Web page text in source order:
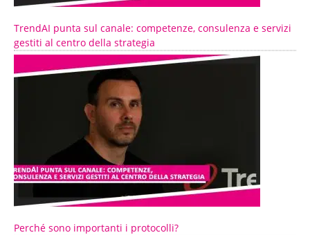
TrendAI punta sul canale: competenze, consulenza e servizi
gestiti al centro della strategia
Perché sono importanti i protocolli?